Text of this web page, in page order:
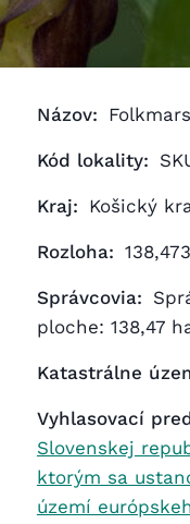
Názov:
Kód lokality:
Kraj: Košický
Rozloha:
Správcovia:
ploche: 138,47
Katastrálne
Vyhlasovací
Slovenskej
ktorým sa
území